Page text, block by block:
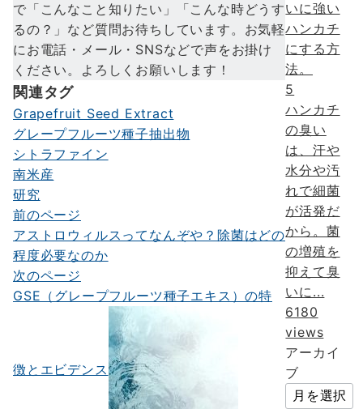
で「こんなこと知りたい」「こんな時どうす
るの？」など質問お待ちしています。お気軽
にお電話・メール・SNSなどで声をお掛け
ください。よろしくお願いします！
関連タグ
Grapefruit Seed Extract
グレープフルーツ種子抽出物
シトラファイン
南米産
研究
投
稿
ナ
ビ
シ
前のページ
アストロウィルスってなんぞや？除菌はどの
程度必要なのか
次のページ
GSE（グレープフルーツ種子エキス）の特
徴とエビデンス
5
ハンカチ
の臭い
は、汗や
水分や汚
れで細菌
が活発だ
から。菌
の増殖を
抑えて臭
いに...
6180
views
アーカイ
ブ